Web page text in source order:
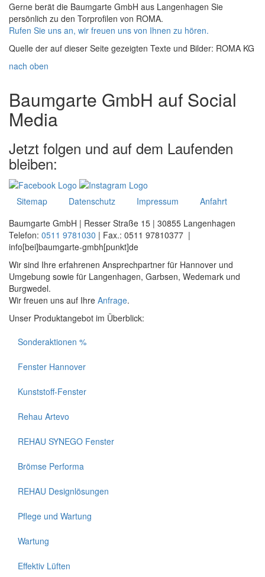
Gerne berät die Baumgarte GmbH aus Langenhagen Sie
persönlich zu den Torprofilen von ROMA.
Rufen Sie uns an, wir freuen uns von Ihnen zu hören.
Quelle der auf dieser Seite gezeigten Texte und Bilder: ROMA KG
nach oben
Baumgarte GmbH auf Social
Media
Jetzt folgen und auf dem Laufenden
bleiben:
Sitemap Datenschutz Impressum
Anfahrt
Baumgarte GmbH | Resser Straße 15 | 30855 Langenhagen
Telefon: 0511 9781030 | Fax.: 0511 97810377 |
info[bei]baumgarte-gmbh[punkt]de
Wir sind Ihre erfahrenen Ansprechpartner für Hannover und
Umgebung sowie für Langenhagen, Garbsen, Wedemark und
Burgwedel.
Wir freuen uns auf Ihre Anfrage.
Unser Produktangebot im Überblick:
Sonderaktionen %
Fenster Hannover
Kunststoff-Fenster
Rehau Artevo
REHAU SYNEGO Fenster
Brömse Performa
REHAU Designlösungen
Pflege und Wartung
Wartung
Effektiv Lüften